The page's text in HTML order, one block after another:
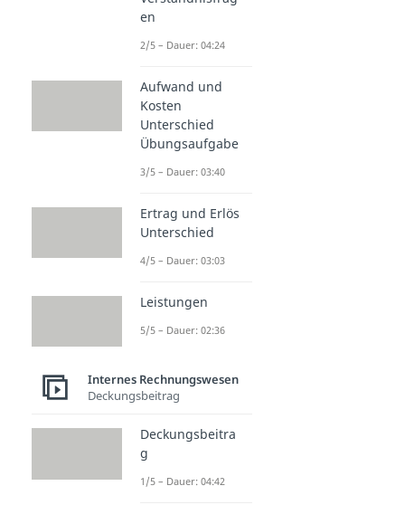
en
2/5 – Dauer: 04:24
Aufwand und
Kosten
Unterschied
Übungsaufgabe
3/5 – Dauer: 03:40
Ertrag und Erlös
Unterschied
4/5 – Dauer: 03:03
Leistungen
5/5 – Dauer: 02:36
Internes Rechnungswesen
Deckungsbeitrag
Deckungsbeitra
g
1/5 – Dauer: 04:42